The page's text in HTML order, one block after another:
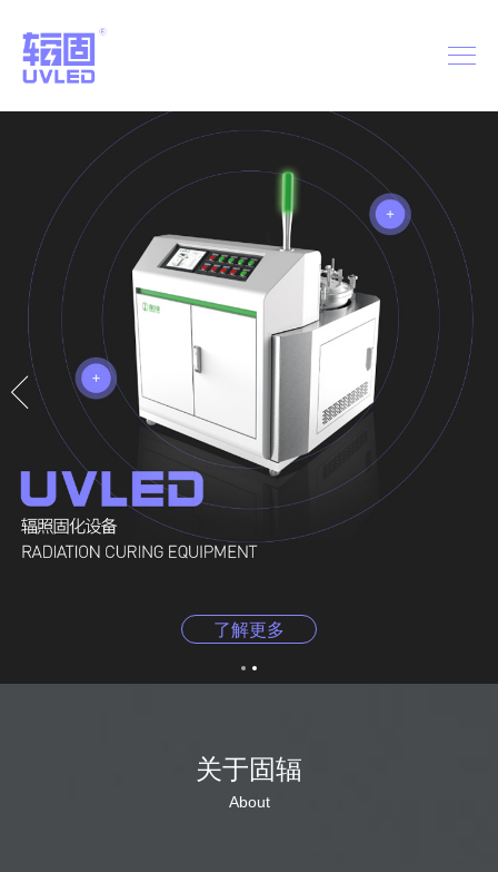
首页
关于辐固
产品系列
视频专题
新闻中心
品牌战略
联系我们
了解更多
关于固辐
About